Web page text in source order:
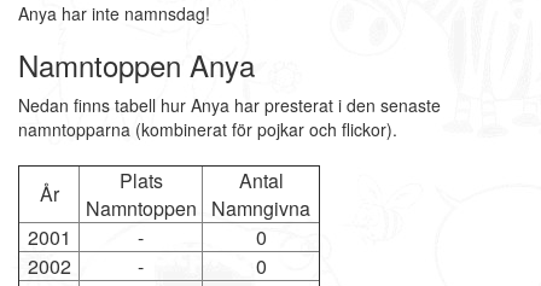
Anya har inte namnsdag!
Namntoppen Anya
Nedan finns tabell hur Anya har presterat i den senaste
namntopparna (kombinerat för pojkar och flickor).
År
Plats
Namntoppen
Antal
Namngivna
2001
-
0
2002
-
0